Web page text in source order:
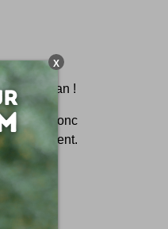
un an !
donne donc
dignement.
X